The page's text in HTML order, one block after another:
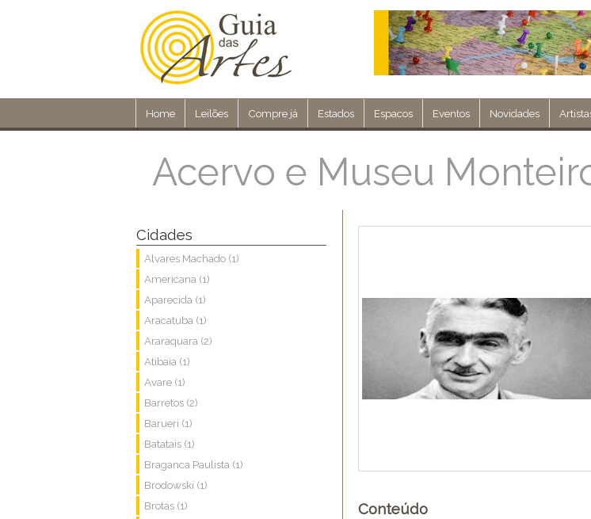
Home Leilões Compre já Estados Espacos Eventos Novidades
Acervo e Museu
Cidades
Alvares Machado (1)
Americana (1)
Aparecida (1)
Aracatuba (1)
Araraquara (2)
Atibaia (1)
Avare (1)
Barretos (2)
Barueri (1)
Batatais (1)
Braganca Paulista (1)
Brodowski (1)
Brotas (1)
Conteúdo